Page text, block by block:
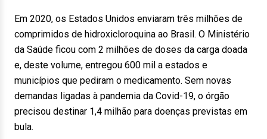
Em 2020, os Estados Unidos enviaram três milhões de
comprimidos de hidroxicloroquina ao Brasil. O Ministério
da Saúde ficou com 2 milhões de doses da carga doada
e, deste volume, entregou 600 mil a estados e
municípios que pediram o medicamento. Sem novas
demandas ligadas à pandemia da Covid-19, o órgão
precisou destinar 1,4 milhão para doenças previstas em
bula.